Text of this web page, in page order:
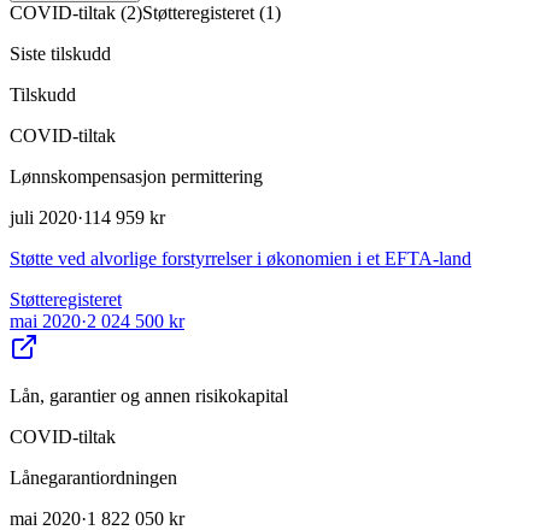
COVID-tiltak (2)Støtteregisteret (1)
Siste tilskudd
Tilskudd
COVID-tiltak
Lønnskompensasjon permittering
juli 2020·114 959 kr
Støtte ved alvorlige forstyrrelser i økonomien i et EFTA-land
Støtteregisteret
mai 2020·2 024 500 kr
Lån, garantier og annen risikokapital
COVID-tiltak
Lånegarantiordningen
mai 2020·1 822 050 kr